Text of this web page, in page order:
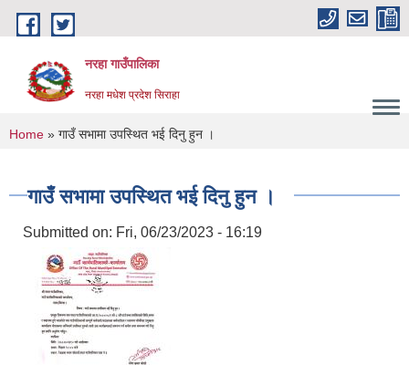
Skip to main content
नरहा गाउँपालिका
नरहा मधेश प्रदेश सिराहा
You are here
Home » गाउँ सभामा उपस्थित भई दिनु हुन ।
गाउँ सभामा उपस्थित भई दिनु हुन ।
Submitted on: Fri, 06/23/2023 - 16:19